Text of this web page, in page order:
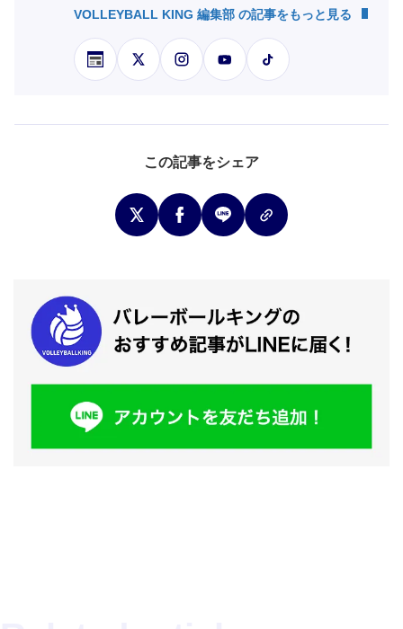
VOLLEYBALL KING 編集部 の記事をもっと見る
この記事をシェア